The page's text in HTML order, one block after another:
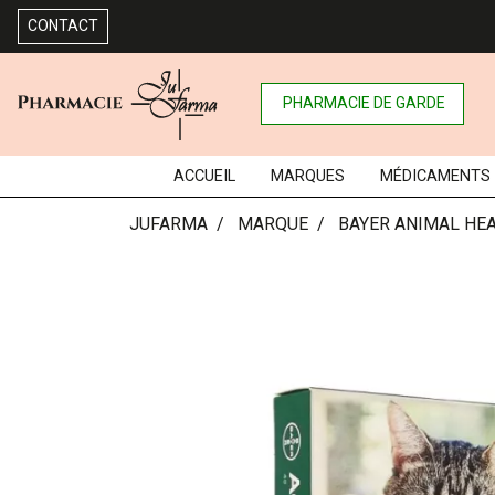
CONTACT
PHARMACIE DE GARDE
ACCUEIL MARQUES MÉDICAMENTS
JUFARMA MARQUE BAYER ANIMAL